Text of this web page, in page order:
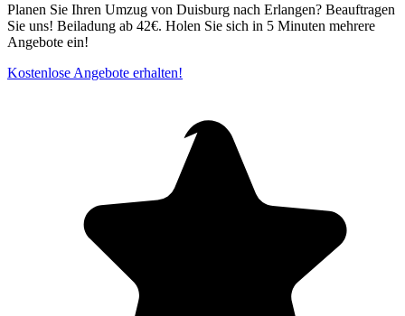
Planen Sie Ihren Umzug von Duisburg nach Erlangen? Beauftragen
Sie uns! Beiladung ab 42€. Holen Sie sich in 5 Minuten mehrere
Angebote ein!
Kostenlose Angebote erhalten!